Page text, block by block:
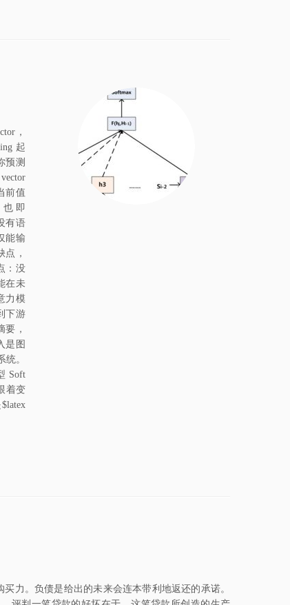
，
起
预测
前值
即
有语
能输
点，
：没
在未
力模
下游
要，
是图
。
Soft
着变
力。负债是给出的未来会连本带利地返还的承诺。